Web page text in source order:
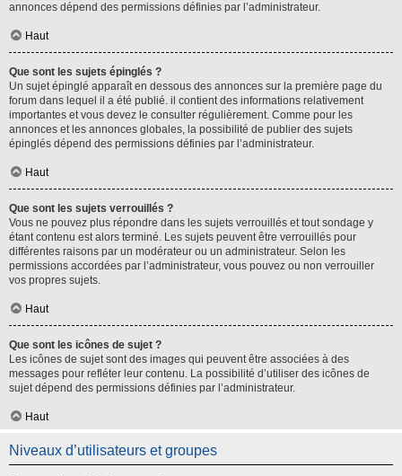
annonces dépend des permissions définies par l’administrateur.
Haut
Que sont les sujets épinglés ?
Un sujet épinglé apparaît en dessous des annonces sur la première page du
forum dans lequel il a été publié. il contient des informations relativement
importantes et vous devez le consulter régulièrement. Comme pour les
annonces et les annonces globales, la possibilité de publier des sujets
épinglés dépend des permissions définies par l’administrateur.
Haut
Que sont les sujets verrouillés ?
Vous ne pouvez plus répondre dans les sujets verrouillés et tout sondage y
étant contenu est alors terminé. Les sujets peuvent être verrouillés pour
différentes raisons par un modérateur ou un administrateur. Selon les
permissions accordées par l’administrateur, vous pouvez ou non verrouiller
vos propres sujets.
Haut
Que sont les icônes de sujet ?
Les icônes de sujet sont des images qui peuvent être associées à des
messages pour refléter leur contenu. La possibilité d’utiliser des icônes de
sujet dépend des permissions définies par l’administrateur.
Haut
Niveaux d’utilisateurs et groupes